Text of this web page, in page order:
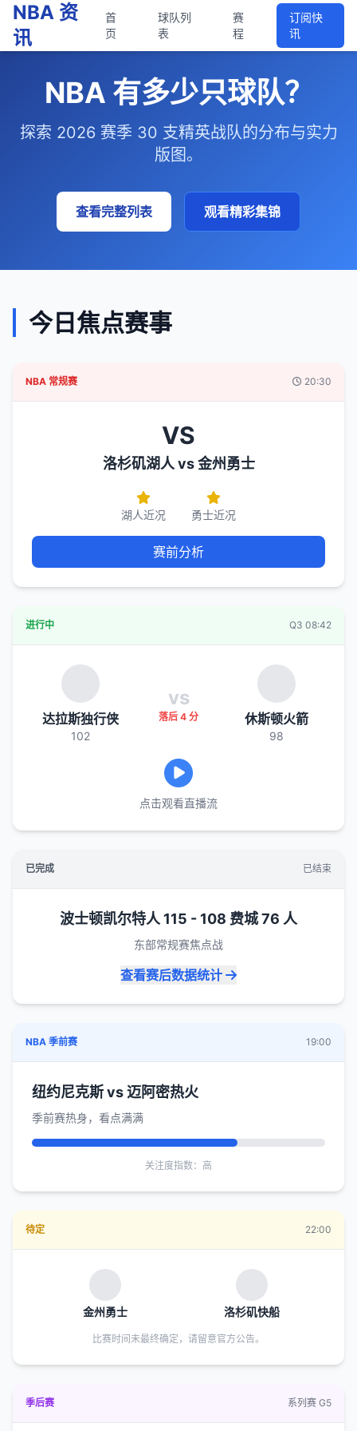
NBA 资
讯
首
页
球队列
表
赛
程
订阅快
讯
NBA 有多少只球队？
探索 2026 赛季 30 支精英战队的分布与实力
版图。
查看完整列表 观看精彩集锦
今日焦点赛事
NBA 常规赛 20:30
VS
洛杉矶湖人 vs 金州勇士
湖人近况 勇士近况
赛前分析
进行中 Q3 08:42
达拉斯独行侠
102
vs
落后 4 分 休斯顿火箭
98
点击观看直播流
已完成 已结束
波士顿凯尔特人 115 - 108 费城 76 人
东部常规赛焦点战
查看赛后数据统计
NBA 季前赛 19:00
纽约尼克斯 vs 迈阿密热火
季前赛热身，看点满满
关注度指数：高
待定 22:00
金州勇士 洛杉矶快船
比赛时间未最终确定，请留意官方公告。
季后赛 系列赛 G5